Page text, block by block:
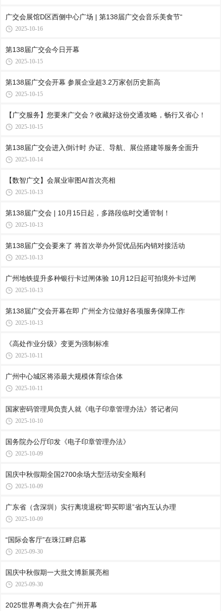
广交会展馆D区西侧中心广场 | 第138届广交会音乐美食节“
2025-10-16
第138届广交会今日开幕
2025-10-15
第138届广交会开幕 参展企业超3.2万家创历史新高
2025-10-15
【广交服务】您要来广交会？收藏好这份交通攻略，畅行又省心！
2025-10-15
第138届广交会进入倒计时 办证、导航、展位搭建等服务全面升
2025-10-14
【数智广交】会展业审图AI首次亮相
2025-10-13
第138届广交会 | 10月15日起，多路段临时交通管制！
2025-10-13
第138届广交会要来了 将首次举办外贸优品拓内销对接活动
2025-10-13
广州地铁提升多种银行卡过闸体验 10月12日起可拍境外卡过闸
2025-10-13
第138届广交会开幕在即 广州全方位做好各项服务保障工作
2025-10-13
《高处作业分级》变更为强制标准
2025-10-11
广州中心城区将添最大规模体育综合体
2025-10-11
国家密码管理局负责人就《电子印章管理办法》答记者问
2025-10-10
国务院办公厅印发《电子印章管理办法》
2025-10-09
国庆中秋假期全国2700余场大型活动安全顺利
2025-10-09
广东省（含深圳）实行离境退税“即买即退”省内互认办理
2025-10-09
“国际会客厅”在珠江畔启幕
2025-09-30
国庆中秋假期一大批文博新展亮相
2025-09-30
2025世界粤商大会在广州开幕